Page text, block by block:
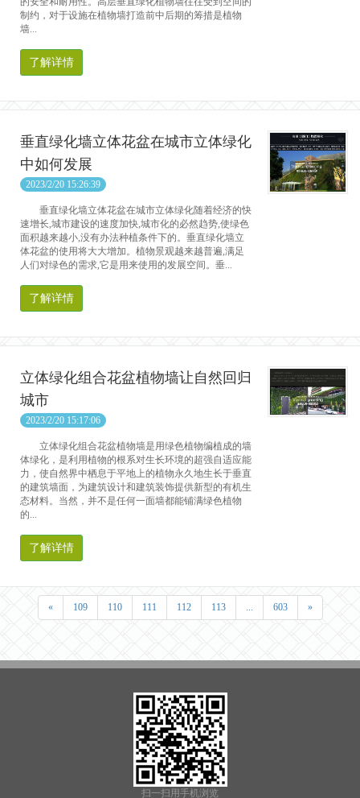
制约，对于设施在植物墙打造前中后期的筹措是植物
墙...
了解详情
垂直绿化墙立体花盆在城市立体绿化
中如何发展
2023/2/20 15:26:39
垂直绿化墙立体花盆在城市立体绿化随着经济的快
速增长,城市建设的速度加快,城市化的必然趋势,使绿色
面积越来越小,没有办法种植条件下的。垂直绿化墙立
体花盆的使用将大大增加。植物景观越来越普遍,满足
人们对绿色的需求,它是用来使用的发展空间。垂...
了解详情
立体绿化组合花盆植物墙让自然回归
城市
2023/2/20 15:17:06
立体绿化组合花盆植物墙是用绿色植物编植成的墙
体绿化，是利用植物的根系对生长环境的超强自适应能
力，使自然界中栖息于平地上的植物永久地生长于垂直
的建筑墙面，为建筑设计和建筑装饰提供新型的有机生
态材料。当然，并不是任何一面墙都能铺满绿色植物
的...
了解详情
« 109 110 111 112 113 ... 603 »
扫一扫用手机浏览